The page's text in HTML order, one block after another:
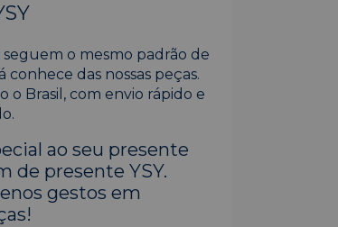
seguem o mesmo padrão de
das nossas peças.
o Brasil, com envio rápido e
ao seu presente
de presente YSY.
gestos em